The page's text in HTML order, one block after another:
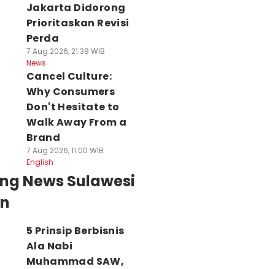
Jakarta Didorong
Prioritaskan Revisi
Perda
7 Aug 2026, 21:38 WIB
News
Cancel Culture:
Why Consumers
Don't Hesitate to
Walk Away From a
Brand
7 Aug 2026, 11:00 WIB
English
News Sulawesi
5 Prinsip Berbisnis
Ala Nabi
Muhammad SAW,